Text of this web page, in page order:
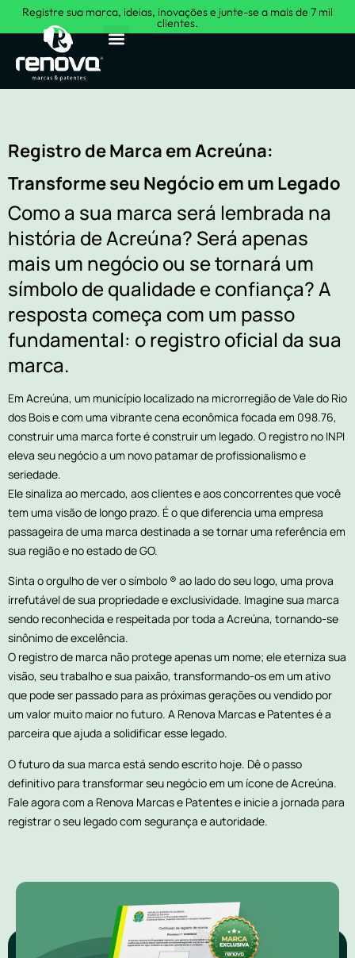
Registre sua marca, ideias, inovações e junte-se a mais de 7 mil
clientes.
Registro de Marca em Acreúna:
Transforme seu Negócio em um Legado
Como a sua marca será lembrada na
história de Acreúna? Será apenas
mais um negócio ou se tornará um
símbolo de qualidade e confiança? A
resposta começa com um passo
fundamental: o registro oficial da sua
marca.
Em Acreúna, um município localizado na microrregião de Vale do Rio
dos Bois e com uma vibrante cena econômica focada em 098.76,
construir uma marca forte é construir um legado. O registro no INPI
eleva seu negócio a um novo patamar de profissionalismo e
seriedade.
Ele sinaliza ao mercado, aos clientes e aos concorrentes que você
tem uma visão de longo prazo. É o que diferencia uma empresa
passageira de uma marca destinada a se tornar uma referência em
sua região e no estado de GO.
Sinta o orgulho de ver o símbolo ® ao lado do seu logo, uma prova
irrefutável de sua propriedade e exclusividade. Imagine sua marca
sendo reconhecida e respeitada por toda a Acreúna, tornando-se
sinônimo de excelência.
O registro de marca não protege apenas um nome; ele eterniza sua
visão, seu trabalho e sua paixão, transformando-os em um ativo
que pode ser passado para as próximas gerações ou vendido por
um valor muito maior no futuro. A Renova Marcas e Patentes é a
parceira que ajuda a solidificar esse legado.
O futuro da sua marca está sendo escrito hoje. Dê o passo
definitivo para transformar seu negócio em um ícone de Acreúna.
Fale agora com a Renova Marcas e Patentes e inicie a jornada para
registrar o seu legado com segurança e autoridade.